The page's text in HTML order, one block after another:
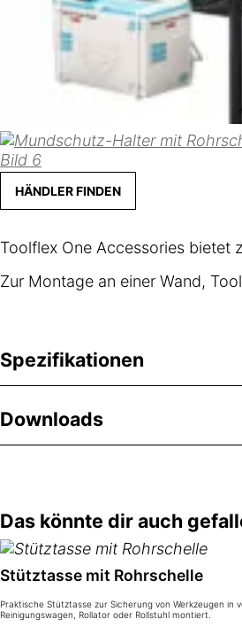
HÄNDLER FINDEN
Toolflex One Accessories bietet
Zur Montage an einer Wand,
Spezifikationen
Downloads
Das könnte dir auch
Stütztasse mit Rohrschelle
Praktische Stütztasse zur Sicherung von Werkzeugen in
Reinigungswagen, Rollator oder Rollstuhl montiert.